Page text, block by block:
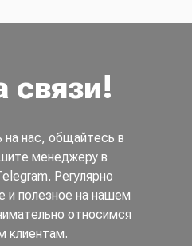
на нас, общайтесь в
менеджеру в
Регулярно
и полезное на нашем
относимся
клиентам.